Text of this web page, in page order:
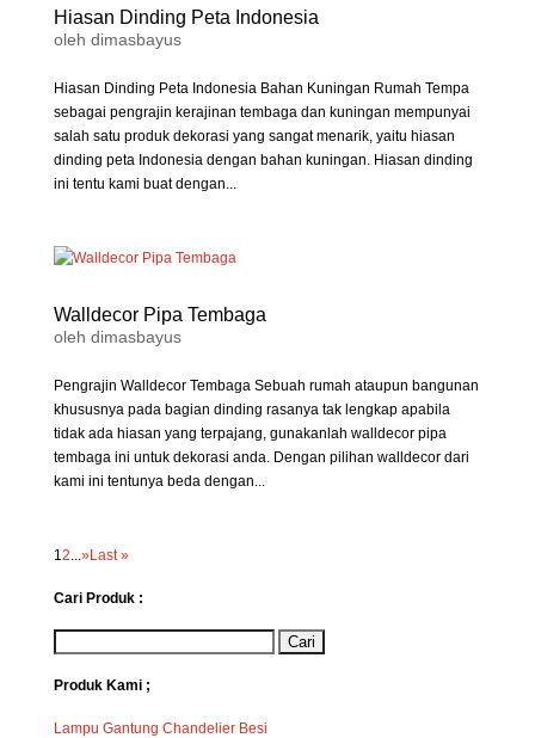
Hiasan Dinding Peta Indonesia
oleh dimasbayus
Hiasan Dinding Peta Indonesia Bahan Kuningan Rumah Tempa
sebagai pengrajin kerajinan tembaga dan kuningan mempunyai
salah satu produk dekorasi yang sangat menarik, yaitu hiasan
dinding peta Indonesia dengan bahan kuningan. Hiasan dinding
ini tentu kami buat dengan...
Walldecor Pipa Tembaga
oleh dimasbayus
Pengrajin Walldecor Tembaga Sebuah rumah ataupun bangunan
khususnya pada bagian dinding rasanya tak lengkap apabila
tidak ada hiasan yang terpajang, gunakanlah walldecor pipa
tembaga ini untuk dekorasi anda. Dengan pilihan walldecor dari
kami ini tentunya beda dengan...
12...»Last »
Cari Produk :
Produk Kami ;
Lampu Gantung Chandelier Besi